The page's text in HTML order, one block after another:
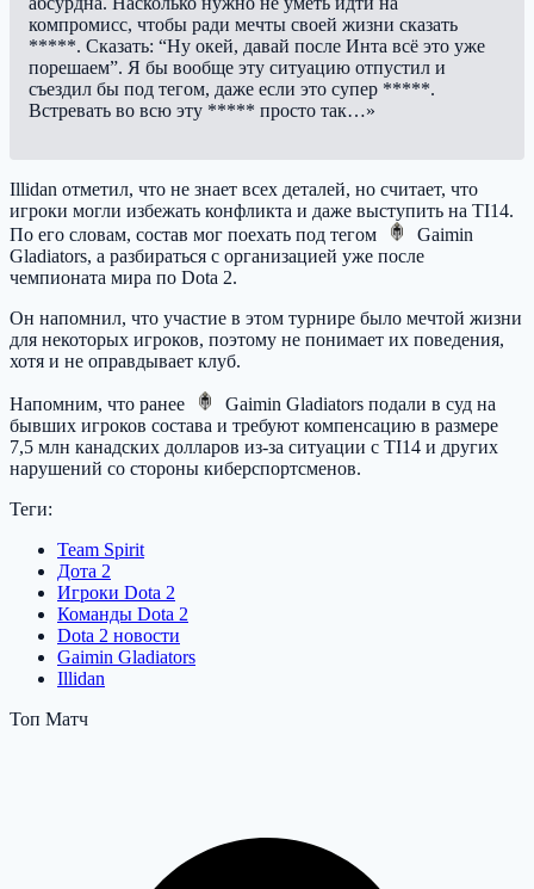
компромисс, чтобы ради мечты своей жизни сказать
*****. Сказать: “Ну окей, давай после Инта всё это уже
порешаем”. Я бы вообще эту ситуацию отпустил и
съездил бы под тегом, даже если это супер *****.
Встревать во всю эту ***** просто так…»
Illidan отметил, что не знает всех деталей, но считает, что
игроки могли избежать конфликта и даже выступить на TI14.
По его словам, состав мог поехать под тегом
Gaimin
Gladiators, а разбираться с организацией уже после
чемпионата мира по Dota 2.
Он напомнил, что участие в этом турнире было мечтой жизни
для некоторых игроков, поэтому не понимает их поведения,
хотя и не оправдывает клуб.
Напомним, что ранее Gaimin Gladiators подали в суд на
бывших игроков состава и требуют компенсацию в размере
7,5 млн канадских долларов из-за ситуации с TI14 и других
нарушений со стороны киберспортсменов.
Теги:
Team Spirit
Дота 2
Игроки Dota 2
Команды Dota 2
Dota 2 новости
Gaimin Gladiators
Illidan
Топ Матч